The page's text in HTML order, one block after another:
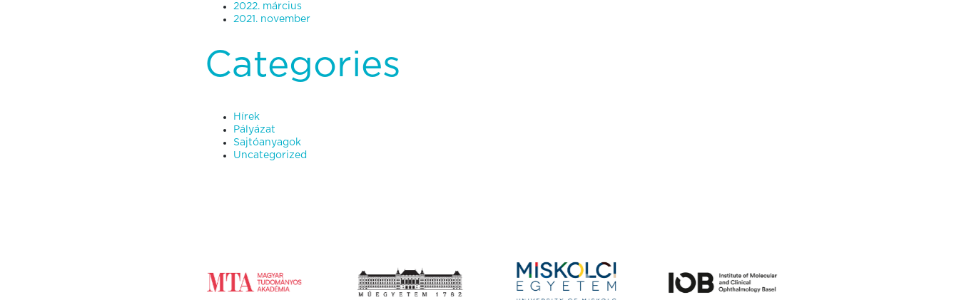
2022. március
2021. november
Categories
Hírek
Pályázat
Sajtóanyagok
Uncategorized